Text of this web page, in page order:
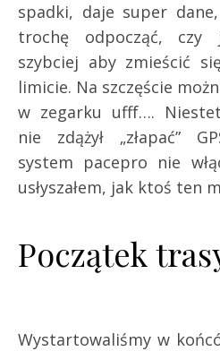
spadki, daje super
trochę odpocząć, czy
szybciej aby zmieścić
limicie. Na szczęście
w zegarku ufff….
nie zdążył „złapać”
system pacepro nie
usłyszałem, jak ktoś ten
Początek
Wystartowaliśmy w